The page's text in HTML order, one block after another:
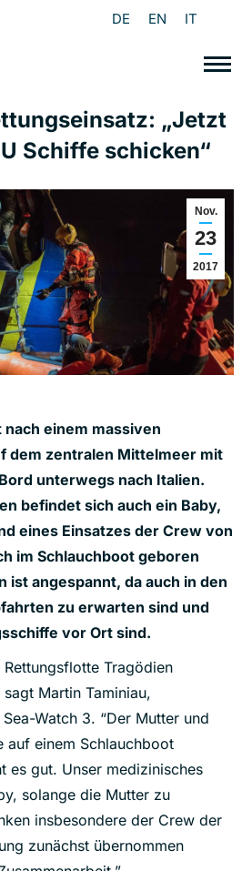
DE EN IT
„Jetzt
Schiffe schicken“
Nov.
23
2017
nach einem massiven
dem zentralen Mittelmeer mit
unterwegs nach Italien.
befindet sich auch ein Baby,
eines Einsatzes der Crew von
im Schlauchboot geboren
ist angespannt, da auch in den
zu erwarten sind und
vor Ort sind.
Tragödien
Martin Taminiau,
Watch 3. “Der Mutter und
auf einem Schlauchboot
es gut. Unser medizinisches
solange die Mutter zu
insbesondere der Crew der
zunächst übernommen